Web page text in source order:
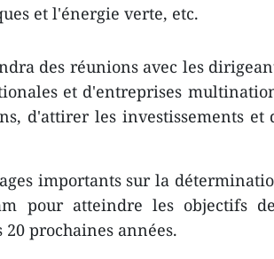
et l'énergie verte, etc.
des réunions avec les
et d'entreprises
d'attirer les investissements et
importants sur la
pour atteindre les objectifs
prochaines années.